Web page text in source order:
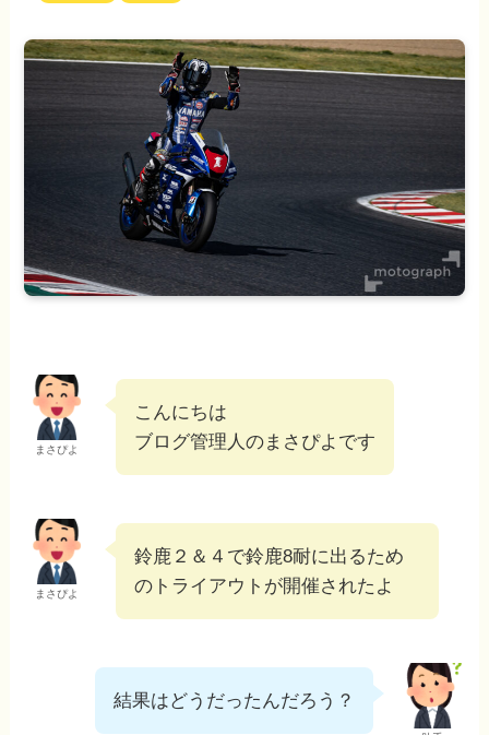
まさぴよ
こんにちは
ブログ管理人のまさぴよです
まさぴよ
鈴鹿２＆４で鈴鹿8耐に出るため
のトライアウトが開催されたよ
結果はどうだったんだろう？